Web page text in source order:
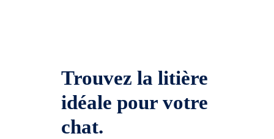
Trouvez la litière
idéale pour votre
chat.